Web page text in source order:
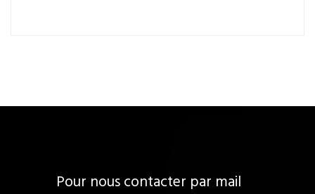
Pour nous contacter par mail